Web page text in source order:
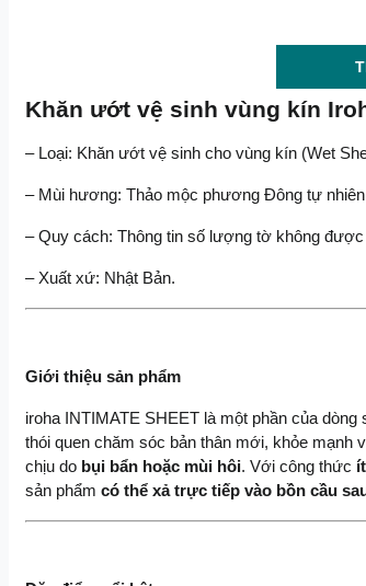
Khăn ướt vệ sinh vùng kín
– Loại: Khăn ướt vệ sinh cho vùng kín (Wet
– Mùi hương: Thảo mộc phương Đông tự
– Quy cách: Thông tin số lượng tờ không
– Xuất xứ: Nhật Bản.
Giới thiệu sản phẩm
iroha INTIMATE SHEET là một phần của
thói quen chăm sóc bản thân mới, khỏe mạnh
chịu do bụi bẩn hoặc mùi hôi. Với công thức
sản phẩm có thể xả trực tiếp vào bồn cầu